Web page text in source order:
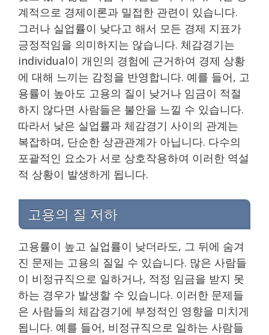
계적으로 경제이론과 밀접한 관련이 있습니다.
그러나 실업률이 낮다고 해서 모든 경제 지표가
긍정적임을 의미하지는 않습니다. 체감경기는
individual이 개인의 경험에 근거하여 경제 상황
에 대해 느끼는 감정을 반영합니다. 예를 들어, 고
용률이 높아도 고용의 질이 낮거나 임금이 적절
하지 않다면 사람들은 불안을 느낄 수 있습니다.
따라서 낮은 실업률과 체감경기 사이의 관계는
복잡하며, 단순한 상관관계가 아닙니다. 다수의
포괄적인 요소가 서로 상호작용하여 이러한 역설
적 상황이 발생하게 됩니다.
고용의 질 저하
고용률이 높고 실업률이 낮더라도, 그 뒤에 숨겨
진 문제는 고용의 질일 수 있습니다. 많은 사람들
이 비정규직으로 일하거나, 적정 임금을 받지 못
하는 경우가 발생할 수 있습니다. 이러한 문제들
은 사람들의 체감경기에 부정적인 영향을 미치게
됩니다. 예를 들어, 비정규직으로 일하는 사람들